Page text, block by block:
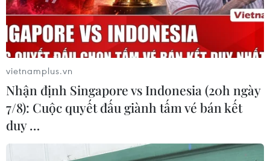
Chính thức dừng đặt lịch đăng kiểm
xe ôtô qua ứng dụng trực tuyến
17/07/2026 02:25
vietnamplus.vn
Nhận định Singapore vs Indonesia (20h ngày
7/8): Cuộc quyết đấu giành tấm vé bán kết
duy …